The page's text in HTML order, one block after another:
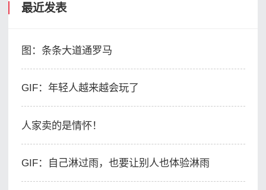
最近发表
图：条条大道通罗马
GIF：​年轻人越来越会玩了
人家卖的是情怀！
GIF：自己淋过雨，也要让别人也体验淋雨